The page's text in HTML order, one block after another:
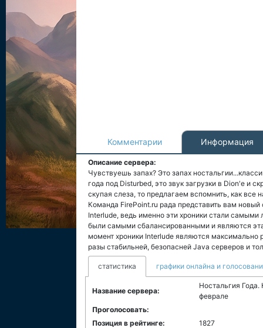
Комментарии Информация
Описание сервера:
Чувствуешь запах? Это запах
года под Disturbed, это звук загрузки в Dion'e и
скупая слеза, то предлагаем вспомнить, как
Команда FirePoint.ru рада представить вам
Interlude, ведь именно эти хроники стали
были самыми сбалансированными и являются
момент хроники Interlude являются максимально
разы стабильней, безопасней Java серверов и
статистика графики онлайна и
Название сервера:
Ностальгия
феврале
Проголосовать:
Позиция в рейтинге:
1827